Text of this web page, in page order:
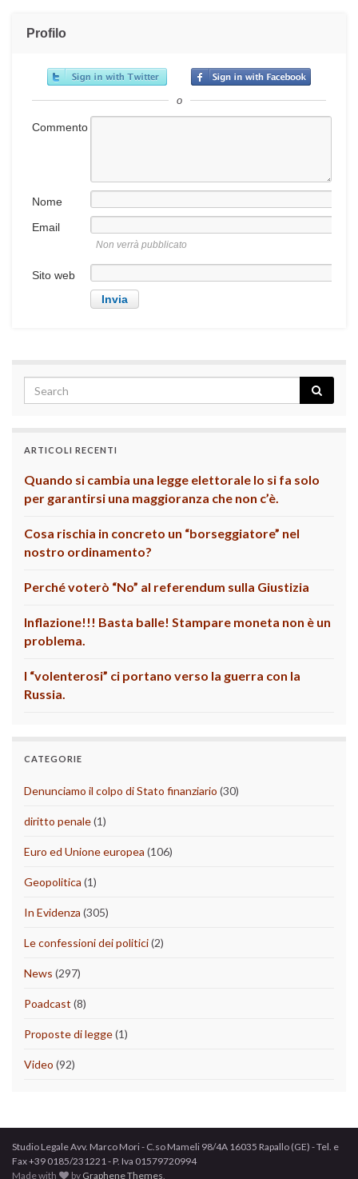
Profilo
o
Commento
Nome
Email
Non verrà pubblicato
Sito web
ARTICOLI RECENTI
Quando si cambia una legge elettorale lo si fa solo
per garantirsi una maggioranza che non c’è.
Cosa rischia in concreto un “borseggiatore” nel
nostro ordinamento?
Perché voterò “No” al referendum sulla Giustizia
Inflazione!!! Basta balle! Stampare moneta non è un
problema.
I “volenterosi” ci portano verso la guerra con la
Russia.
CATEGORIE
Denunciamo il colpo di Stato finanziario (30)
diritto penale(1)
Euro ed Unione europea (106)
Geopolitica (1)
In Evidenza (305)
Le confessioni dei politici(2)
News (297)
Poadcast (8)
Proposte di legge(1)
Video (92)
Studio Legale Avv. Marco Mori - C.so Mameli 98/4A 16035 Rapallo (GE) - Tel. e
Fax +39 0185/231221 - P. Iva 01579720994
Made with
by Graphene Themes.